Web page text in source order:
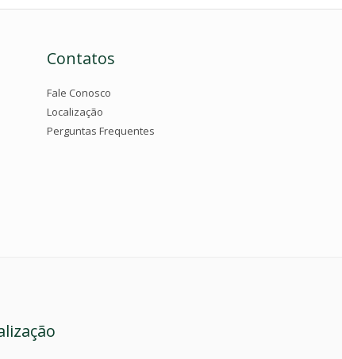
Contatos
Fale Conosco
Localização
Perguntas Frequentes